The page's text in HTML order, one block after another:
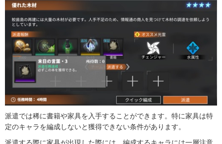
派遣では稀に書籍や家具を入手することができます。特に家具は特
定のキャラを編成しないと獲得できない条件があります。
派遣する際に家具が出現した際には、編成するキャラには一層注意